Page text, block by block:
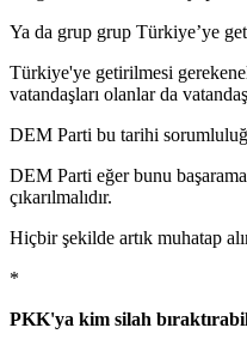
Ya da grup grup Türkiye’ye
Türkiye'ye getirilmesi
vatandaşları olanlar da
DEM Parti bu tarihi
DEM Parti eğer bunu
çıkarılmalıdır.
Hiçbir şekilde artık muhatap
*
PKK'ya kim silah